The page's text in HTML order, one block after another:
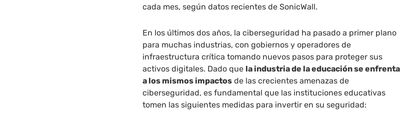
cada mes, según datos recientes de SonicWall.
En los últimos dos años, la ciberseguridad ha pasado a primer plano
para muchas industrias, con gobiernos y operadores de
infraestructura crítica tomando nuevos pasos para proteger sus
activos digitales. Dado que la industria de la educación se enfrenta
a los mismos impactos de las crecientes amenazas de
ciberseguridad, es fundamental que las instituciones educativas
tomen las siguientes medidas para invertir en su seguridad: